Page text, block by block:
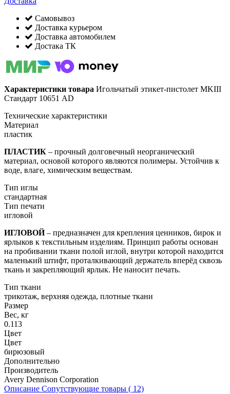
Самовывоз
Доставка курьером
Доставка автомобилем
Достака ТК
Характеристики товара Игольчатый этикет-пистолет MKIII
Стандарт 10651 AD
Технические характеристики
Материал
пластик
ПЛАСТИК – прочный долговечный неорганический
материал, основой которого являются полимеры. Устойчив к
воде, влаге, химическим веществам.
Тип иглы
стандартная
Тип печати
игловой
ИГЛОВОЙ– предназначен для крепления ценников, бирок и
ярлыков к текстильным изделиям. Принцип работы основан
на пробивании ткани полой иглой, внутри которой находится
маленький штифт, проталкивающий держатель вперёд сквозь
ткань и закрепляющий ярлык. Не наносит печать.
Тип ткани
трикотаж, верхняя одежда, плотные ткани
Размер
Вес, кг
0.113
Цвет
Цвет
бирюзовый
Дополнительно
Производитель
Avery Dennison Corporation
Описание Сопутствующие товары ( 12)